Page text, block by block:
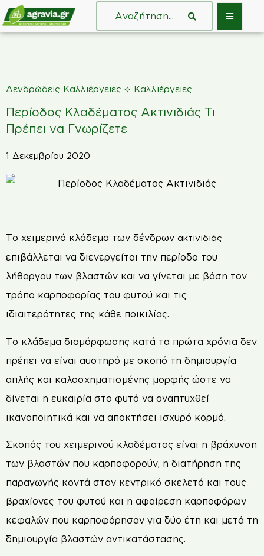
Δενδρώδεις Καλλιέργειες ⟡ Καλλιέργειες
Περίοδος Κλαδέματος Ακτινιδιάς Τι
Πρέπει να Γνωρίζετε
1 Δεκεμβρίου 2020
Το χειμερινό κλάδεμα των δένδρων ακτινιδιάς
επιβάλλεται να διενεργείται την περίοδο του
λήθαργου των βλαστών και να γίνεται με βάση τον
τρόπο καρποφορίας του φυτού και τις
ιδιαιτερότητες της κάθε ποικιλίας.
Το κλάδεμα διαμόρφωσης κατά τα πρώτα χρόνια δεν
πρέπει να είναι αυστηρό με σκοπό τη δημιουργία
απλής και καλοσχηματισμένης μορφής ώστε να
δίνεται η ευκαιρία στο φυτό να αναπτυχθεί
ικανοποιητικά και να αποκτήσει ισχυρό κορμό.
Σκοπός του χειμερινού κλαδέματος είναι η βράχυνση
των βλαστών που καρποφορούν, η διατήρηση της
παραγωγής κοντά στον κεντρικό σκελετό και τους
βραχίονες του φυτού και η αφαίρεση καρποφόρων
κεφαλών που καρποφόρησαν για δύο έτη και μετά τη
δημιουργία βλαστών αντικατάστασης.